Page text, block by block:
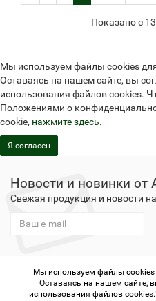
Показано с
Мы используем файлы cookies
Оставаясь на нашем сайте, вы
использования файлов cookies.
Положениями о
cookie, нажмите здесь.
Я согласен
Новости и новинки от
Свежая продукция и новости
Не является
конфиденциальности
Не
Мы используем файлы
Оставаясь на нашем сайте,
использования файлов